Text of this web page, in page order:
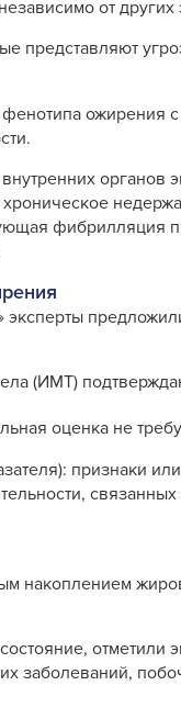
от
представляют
ожирения
органов
фибрилляция
(ИМТ)
оценка не
признаки
накоплением
отметили
заболеваний,